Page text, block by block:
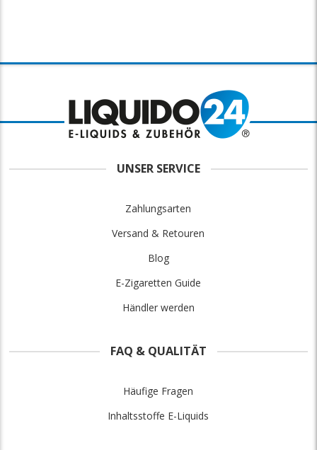
UNSER SERVICE
Zahlungsarten
Versand & Retouren
Blog
E-Zigaretten Guide
Händler werden
FAQ & QUALITÄT
Häufige Fragen
Inhaltsstoffe E-Liquids